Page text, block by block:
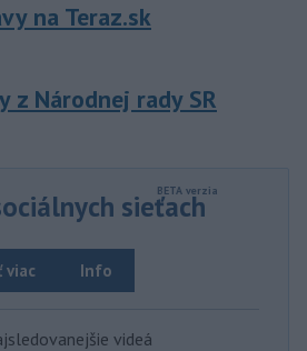
na Teraz.sk
z Národnej rady SR
sieťach
Info
viac
videá